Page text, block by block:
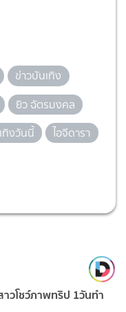
ข่าวบันเทิง
ยิว ฉัตรมงคล
ทิงวันนี้
ไอจีดารา
วโชว์ภาพทริป 1วันทำ